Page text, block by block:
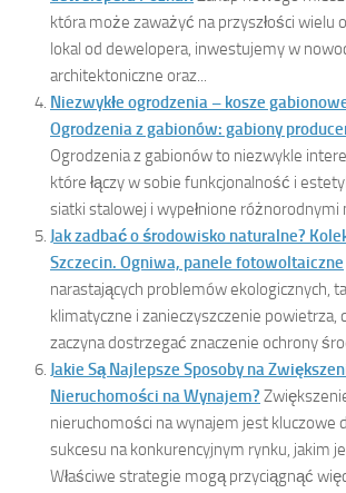
która może zaważyć na przyszłości wielu
lokal od dewelopera, inwestujemy w
architektoniczne oraz...
Niezwykłe ogrodzenia – kosze
Ogrodzenia z gabionów: gabiony
Ogrodzenia z gabionów to niezwykle
które łączy w sobie funkcjonalność i
siatki stalowej i wypełnione różnorodnymi
Jak zadbać o środowisko naturalne?
Szczecin. Ogniwa, panele fotowoltaiczne
narastających problemów ekologicznych,
klimatyczne i zanieczyszczenie powietrza,
zaczyna dostrzegać znaczenie ochrony
Jakie Są Najlepsze Sposoby na
Nieruchomości na Wynajem?
nieruchomości na wynajem jest kluczowe
sukcesu na konkurencyjnym rynku, jakim
Właściwe strategie mogą przyciągnąć